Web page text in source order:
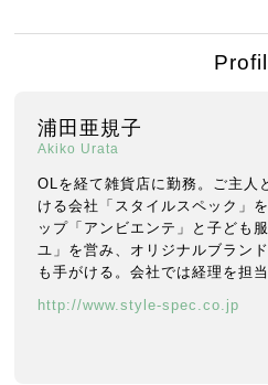
浦田亜規子
Akiko Urata
OLを経て雑貨店に勤務。ご主人
ける会社「スタイルスペック」
ップ「アンビエンテ」と子ども
ユ」を営み、オリジナルブラン
も手がける。会社では経理を担当
http://www.style-spec.co.jp